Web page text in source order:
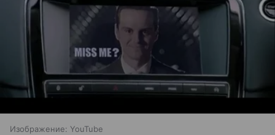
Изображение: YouTube